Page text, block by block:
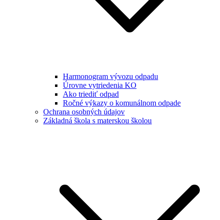
Harmonogram vývozu odpadu
Úrovne vytriedenia KO
Ako triediť odpad
Ročné výkazy o komunálnom odpade
Ochrana osobných údajov
Základná škola s materskou školou